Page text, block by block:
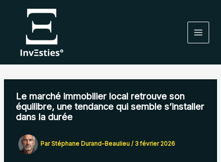
Le marché immobilier local retrouve son
équilibre, une tendance qui semble s’installer
dans la durée
ParStéphane Durand-Beaulieu / 3 février 2026